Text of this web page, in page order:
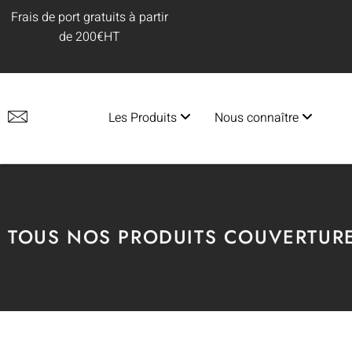
Frais de port gratuits à partir
de 200€HT
Les Produits Nous connaître
TOUS NOS PRODUITS